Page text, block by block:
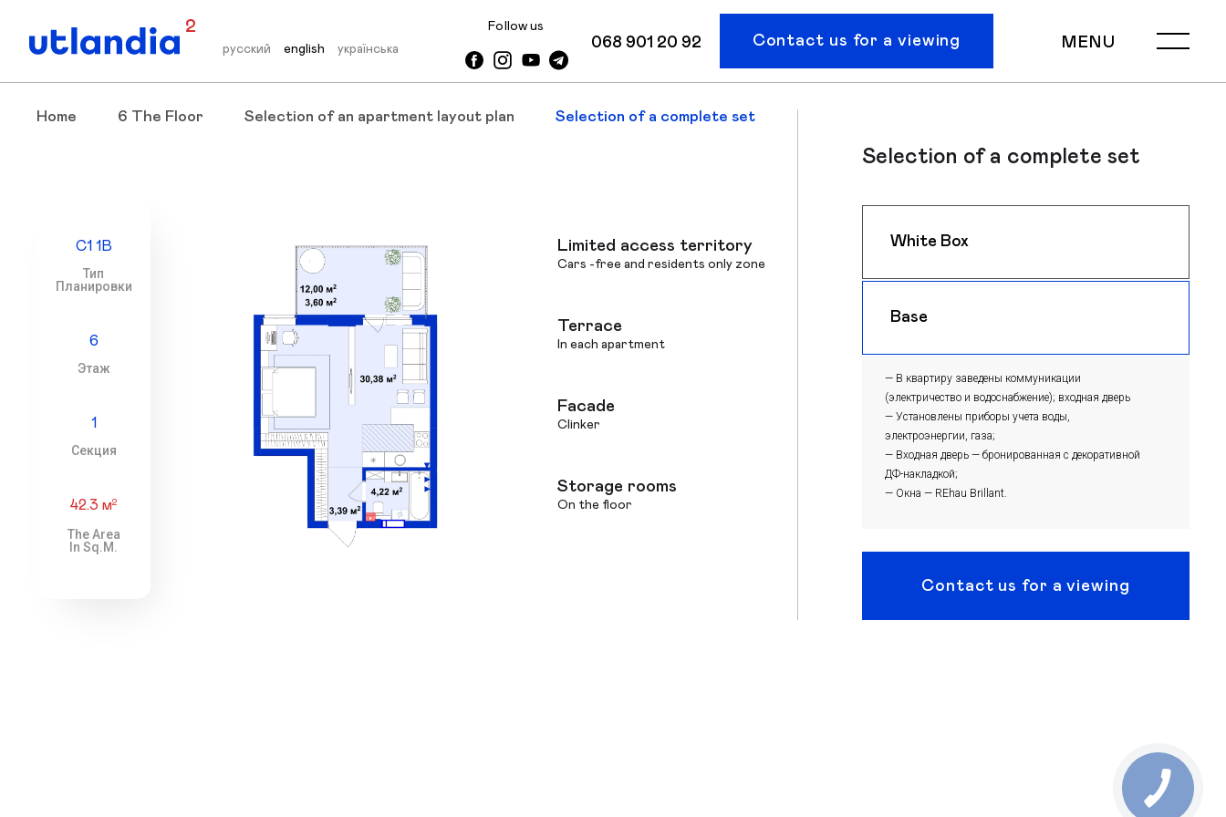
2
русский english українська
Follow us
068 901 20 92 Contact us for a viewing MENU
Home 6 The Floor Selection of an apartment layout plan Selection of a complete set
С1 1В
Тип
Планировки
6
Этаж
1
Секция
42.3 м2
The Area
In Sq.m.
Limited access territory
Cars -free and residents only zone
Terrace
In each apartment
Facade
Clinker
Storage rooms
On the floor
Selection of a complete set
White Box
Base
— В квартиру заведены коммуникации
(электричество и водоснабжение); входная дверь
— Установлены приборы учета воды,
электроэнергии, газа;
— Входная дверь — бронированная с декоративной
ДФ-накладкой;
— Окна — REhau Brillant.
Contact us for a viewing